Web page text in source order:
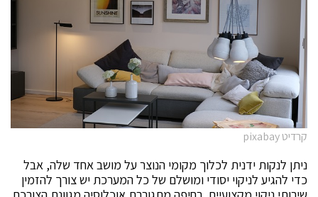
קרדיט pixabay
ניתן לנקות ידנית לכלוך מקומי הנוצר על מושב אחד שלה, אבל
כדי להגיע לניקוי יסודי ומושלם של כל המערכת יש צורך להזמין